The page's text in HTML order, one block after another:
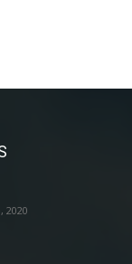
2020